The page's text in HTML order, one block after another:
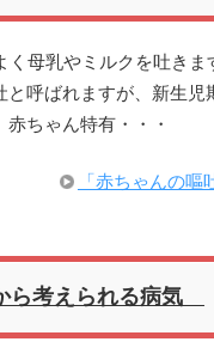
母乳やミルクを吐き
呼ばれますが、新生児
ちゃん特有・・・
「赤ちゃんの
ら考えられる病気